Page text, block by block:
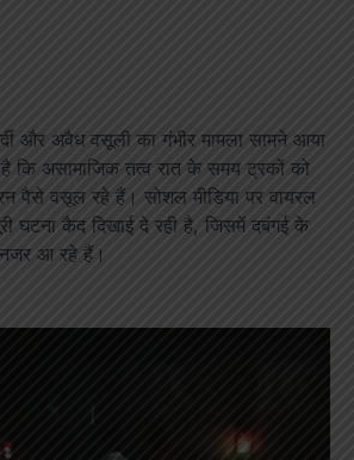
और अवैध वसूली का गंभीर मामला सामने आया
कि असामाजिक तत्व रात के समय ट्रकों को
पैसे वसूल रहे हैं। सोशल मीडिया पर वायरल
घटना कैद दिखाई दे रही है, जिसमें दबंगई के
आ रहे हैं।